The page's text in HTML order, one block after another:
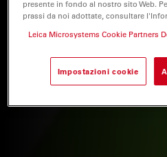
presente in fondo al nostro sito Web.
prassi da noi adottate, consultare
Leica Microsystems Cookie Partners
Impostazioni cookie